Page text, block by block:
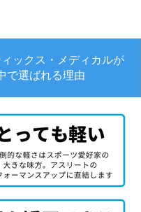
ックス・メディカルが
で選ばれる理由